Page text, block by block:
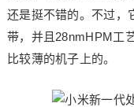
还是挺不错的。不过，
带，并且28nmHPM工
比较薄的机子上的。